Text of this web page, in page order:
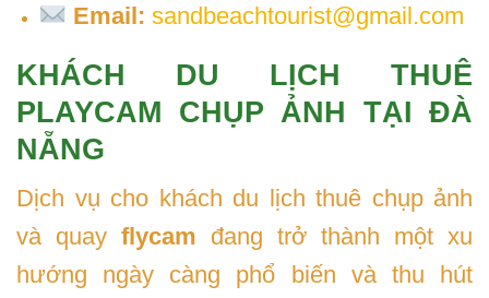
Email: sandbeachtourist@gmail.com
KHÁCH DU LỊCH THUÊ
PLAYCAM CHỤP ẢNH TẠI ĐÀ
NẴNG
Dịch vụ cho khách du lịch thuê chụp ảnh
và quay flycam đang trở thành một xu
hướng ngày càng phổ biến và thu hút